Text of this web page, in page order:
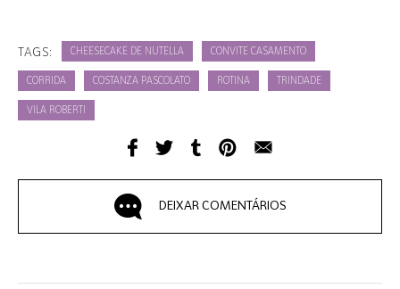
TAGS: CHEESECAKE DE NUTELLA CONVITE CASAMENTO
CORRIDA COSTANZA PASCOLATO ROTINA TRINDADE
VILA ROBERTI
DEIXAR COMENTÁRIOS